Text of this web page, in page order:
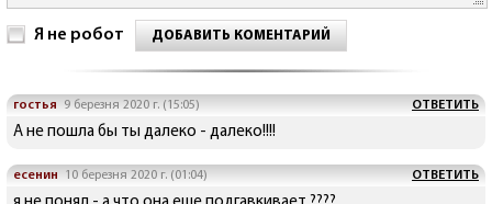
Я не робот ДОБАВИТЬ КОМЕНТАРИЙ
гостья 9 березня 2020 г. (15:05) ОТВЕТИТЬ
А не пошла бы ты далеко - далеко!!!!
есенин 10 березня 2020 г. (01:04) ОТВЕТИТЬ